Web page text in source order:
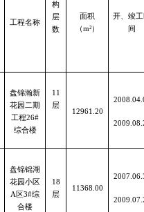
工程名称
构
层
数
面积
（m²）
开、竣
间
盘锦瀚新
花园二期
工程26#
综合楼
11
层
12961.20
盘锦锦湖
花园小区
A区3#综
合楼
18
层
11368.00